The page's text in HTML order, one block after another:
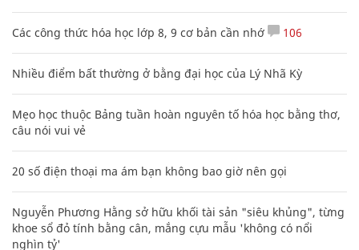
Các công thức hóa học lớp 8, 9 cơ bản cần nhớ 106
Nhiều điểm bất thường ở bằng đại học của Lý Nhã Kỳ
Mẹo học thuộc Bảng tuần hoàn nguyên tố hóa học bằng thơ,
câu nói vui vẻ
20 số điện thoại ma ám bạn không bao giờ nên gọi
Nguyễn Phương Hằng sở hữu khối tài sản "siêu khủng", từng
khoe sổ đỏ tính bằng cân, mắng cựu mẫu 'không có nổi
nghìn tỷ'